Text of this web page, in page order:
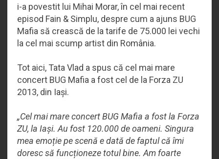
i-a povestit lui Mihai Morar, în cel mai recent
episod Fain & Simplu, despre cum a ajuns BUG
Mafia să crească de la tarife de 75.000 lei vechi
la cel mai scump artist din România.
Tot aici, Tata Vlad a spus că cel mai mare
concert BUG Mafia a fost cel de la Forza ZU
2013, din Iași.
„Cel mai mare concert BUG Mafia a fost la Forza
ZU, la Iași. Au fost 120.000 de oameni. Singura
mea emoție pe scenă e dată de faptul că îmi
doresc să funcționeze totul bine. Am foarte